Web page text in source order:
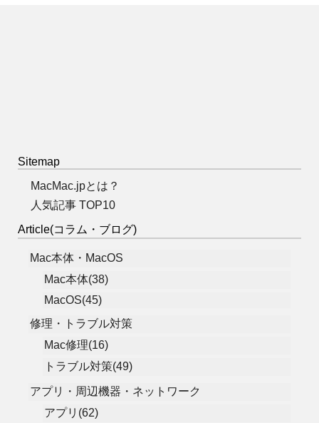
Sitemap
MacMac.jpとは？
人気記事 TOP10
Article(コラム・ブログ)
Mac本体・MacOS
Mac本体(38)
MacOS(45)
修理・トラブル対策
Mac修理(16)
トラブル対策(49)
アプリ・周辺機器・ネットワーク
アプリ(62)